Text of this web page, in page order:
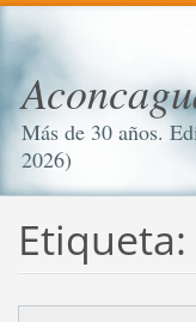
Más de 30 años.
2026)